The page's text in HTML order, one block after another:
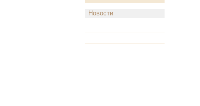
Новости